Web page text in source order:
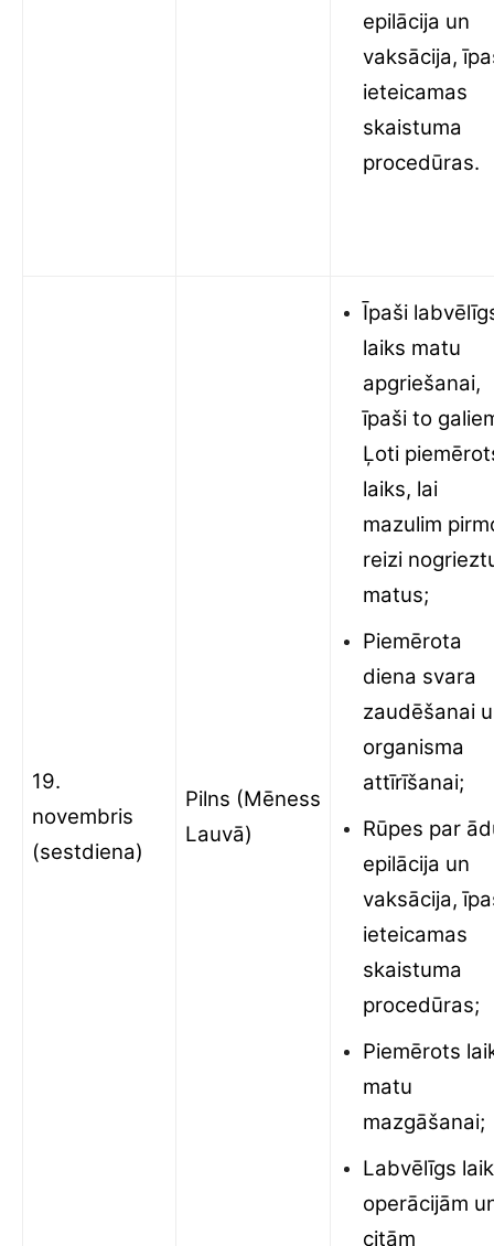
epilācija un
vaksācija,
ieteicamas
skaistuma
procedūras.
19.
novembris
(sestdiena)
Pilns (Mēness
Lauvā)
Īpaši
laiks matu
apgriešanai,
īpaši to
Ļoti
laiks, lai
mazulim
reizi
matus;
Piemērota
diena svara
zaudēšanai
organisma
attīrīšanai;
Rūpes par
epilācija un
vaksācija,
ieteicamas
skaistuma
procedūras;
Piemērots
matu
mazgāšanai;
Labvēlīgs
operācijām
citām